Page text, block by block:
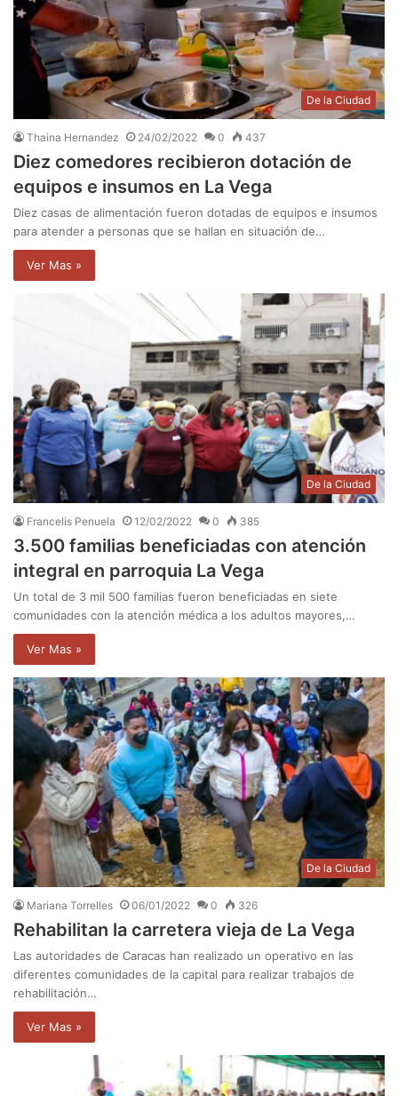
De la Ciudad
Thaina Hernandez 24/02/2022 0 437
Diez comedores recibieron dotación de
equipos e insumos en La Vega
Diez casas de alimentación fueron dotadas de equipos e insumos
para atender a personas que se hallan en situación de…
Ver Mas »
De la Ciudad
Francelis Penuela 12/02/2022 0 385
3.500 familias beneficiadas con atención
integral en parroquia La Vega
Un total de 3 mil 500 familias fueron beneficiadas en siete
comunidades con la atención médica a los adultos mayores,…
Ver Mas »
De la Ciudad
Mariana Torrelles 06/01/2022 0 326
Rehabilitan la carretera vieja de La Vega
Las autoridades de Caracas han realizado un operativo en las
diferentes comunidades de la capital para realizar trabajos de
rehabilitación…
Ver Mas »